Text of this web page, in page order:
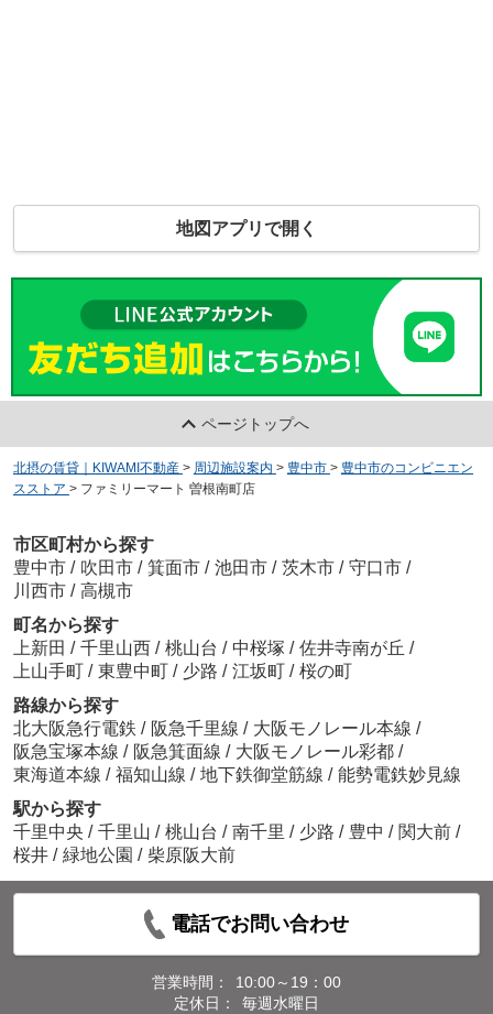
地図アプリで開く
ページトップへ
北摂の賃貸｜KIWAMI不動産 > 周辺施設案内 > 豊中市 > 豊中市のコンビニエン
スストア > ファミリーマート 曽根南町店
市区町村から探す
豊中市 / 吹田市 / 箕面市 / 池田市 / 茨木市 / 守口市 /
川西市 / 高槻市
町名から探す
上新田 / 千里山西 / 桃山台 / 中桜塚 / 佐井寺南が丘 /
上山手町 / 東豊中町 / 少路 / 江坂町 / 桜の町
路線から探す
北大阪急行電鉄 / 阪急千里線 / 大阪モノレール本線 /
阪急宝塚本線 / 阪急箕面線 / 大阪モノレール彩都 /
東海道本線 / 福知山線 / 地下鉄御堂筋線 / 能勢電鉄妙見線
駅から探す
千里中央 / 千里山 / 桃山台 / 南千里 / 少路 / 豊中 / 関大前 /
桜井 / 緑地公園 / 柴原阪大前
電話でお問い合わせ
営業時間：
10:00～19：00
定休日：
毎週水曜日